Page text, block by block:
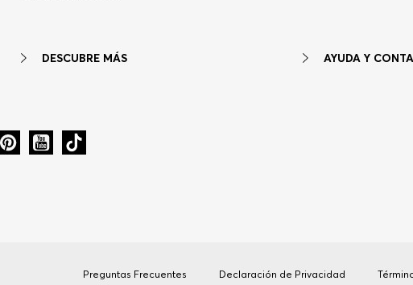
DESCUBRE MÁS AYUDA Y
Preguntas Frecuentes Declaración de Privacidad